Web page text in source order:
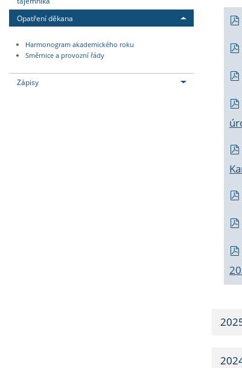
Opatření děkana
Harmonogram akademického roku
Směrnice a provozní řády
Zápisy